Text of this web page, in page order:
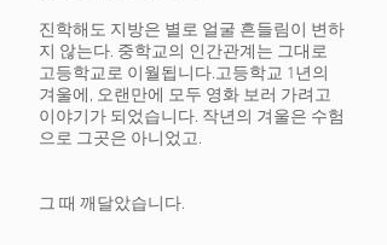
진학해도 지방은 별로 얼굴 흔들림이 변하
지 않는다. 중학교의 인간관계는 그대로
고등학교로 이월됩니다.고등학교 1년의
겨울에, 오랜만에 모두 영화 보러 가려고
이야기가 되었습니다. 작년의 겨울은 수험
으로 그곳은 아니었고.
그 때 깨달았습니다.